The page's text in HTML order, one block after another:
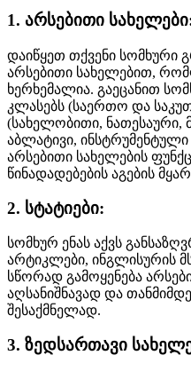
1. არსებითი
დაიწყეთ თქვენი სომხური
არსებითი სახელებით,
ხერხემალია. გაეცანით
კლასებს (საერთო და
(სახელობითი, ნათესაური,
აბლატივი,
არსებითი სახელების
წინადადებების აგების
2. სტატიები:
სომხურ ენას აქვს
არტიკლები, ინგლისურის
სწორად გამოყენება
აღსანიშნავად და
შესაქმნელად.
3. ზედსართავი